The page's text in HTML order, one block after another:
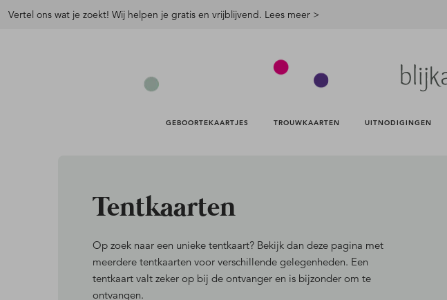
Vertel ons wat je zoekt! Wij helpen je gratis en vrijblijvend. Lees meer >
GEBOORTEKAARTJES TROUWKAARTEN UITNODIGINGEN
Tentkaarten
Op zoek naar een unieke tentkaart? Bekijk dan deze pagina met
meerdere tentkaarten voor verschillende gelegenheden. Een
tentkaart valt zeker op bij de ontvanger en is bijzonder om te
ontvangen.